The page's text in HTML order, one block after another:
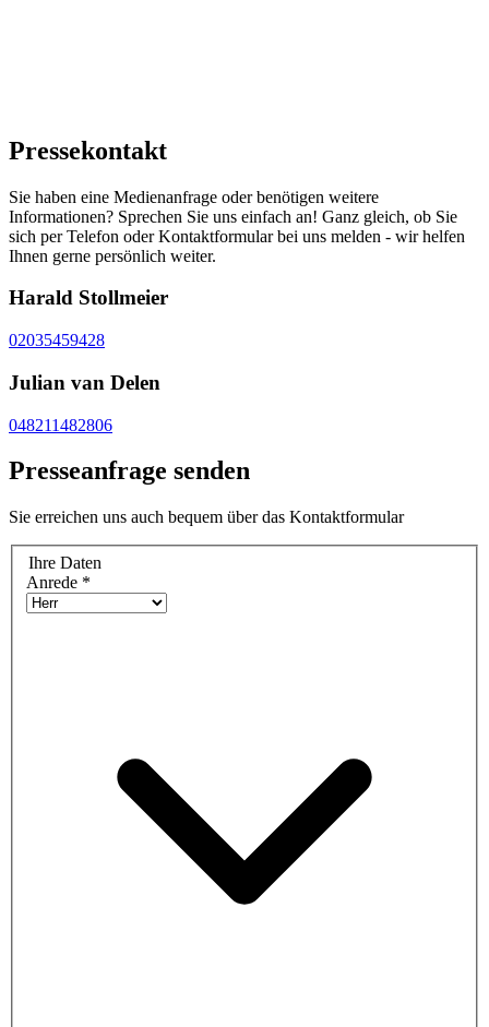
Pressekontakt
Sie haben eine Medienanfrage oder benötigen weitere
Informationen? Sprechen Sie uns einfach an! Ganz gleich, ob Sie
sich per Telefon oder Kontaktformular bei uns melden - wir helfen
Ihnen gerne persönlich weiter.
Harald Stollmeier
02035459428
Julian van Delen
048211482806
Presseanfrage senden
Sie erreichen uns auch bequem über das Kontaktformular
Ihre Daten
Anrede *